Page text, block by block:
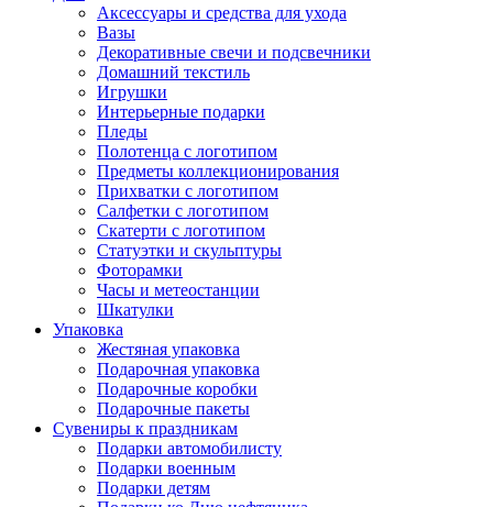
Аксессуары и средства для ухода
Вазы
Декоративные свечи и подсвечники
Домашний текстиль
Игрушки
Интерьерные подарки
Пледы
Полотенца с логотипом
Предметы коллекционирования
Прихватки с логотипом
Салфетки с логотипом
Скатерти с логотипом
Статуэтки и скульптуры
Фоторамки
Часы и метеостанции
Шкатулки
Упаковка
Жестяная упаковка
Подарочная упаковка
Подарочные коробки
Подарочные пакеты
Сувениры к праздникам
Подарки автомобилисту
Подарки военным
Подарки детям